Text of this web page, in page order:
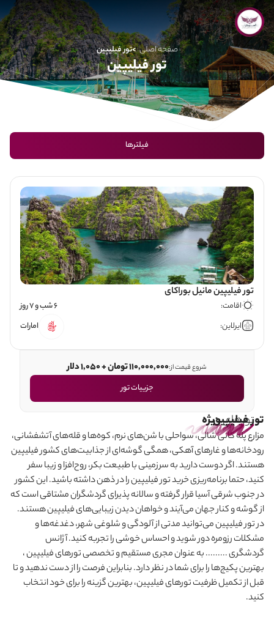
صفحه اصلی تور فیلیپین
تور فیلیپین
فیلترها
تور فیلیپین مانیل بوراکای
اقامت:
6 شب و 7 روز
ایرلاین:
امارات
شروع قیمت از:110,000,000 تومان + 1,050 دلار
جزییات تور
تورهایویژهتور فیلیپین
مزارع پله کانی شالی، سواحلی با شنهای نرم، کوه‌ها و قله‌های آتشفشانی،
رودخانه‌ها و غارهای آهکی، همگی گوشه‌ای از جذابیت‌های کشور فیلیپین
هستند. اگر دوست دارید به سرزمینی با طبیعت بکر، روح‌افزا و زیبا سفر
کنید، حتما برنامه‌ریزی خرید تور فیلیپین را در ذهن داشته باشید. این کشور
در جنوب شرقی آسیا قرار گرفته و سالانه پذیرای گردشگران مشتاقی است که
از گوشه و کنار جهان میآیند و خواهان دیدن زیبایی‌های فیلیپین هستند.
در تور فیلیپین میتوانید مدتی از آلودگی و شلوغی شهر، دغدغه‌ها و
مشکلات رزومره دور شوید و احساس خوشی را تجربه کنید. آژانس
گردشگری ......... به عنوان مجری مستقیم و تخصصی تورهای فیلیپین ،
بهترین پکیج‌ها را برای شما در نظر دارد. بنابراین فرصت را از دست ندهید و تا
قبل از تکمیل ظرفیت تورهای فیلیپین، بهترین گزینه را برای خود انتخاب
کنید.